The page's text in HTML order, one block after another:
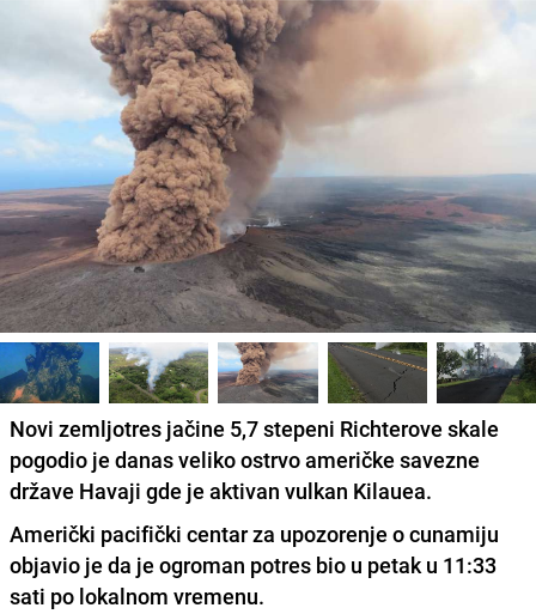
Novi zemljotres jačine 5,7 stepeni Richterove skale
pogodio je danas veliko ostrvo američke savezne
države Havaji gde je aktivan vulkan Kilauea.
Američki pacifički centar za upozorenje o cunamiju
objavio je da je ogroman potres bio u petak u 11:33
sati po lokalnom vremenu.